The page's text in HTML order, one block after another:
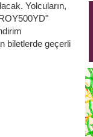
Yolcuların,
biletlerde geçerli